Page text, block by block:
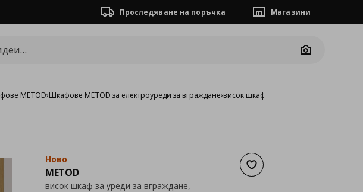
Проследяване на поръчка Магазини
Camera
METOD›Шкафове METOD за електроуреди за вграждане›висок шкаф за уреди за вграждане,
Добави към списъка с
Ново
METOD
висок шкаф за уреди за вграждане,